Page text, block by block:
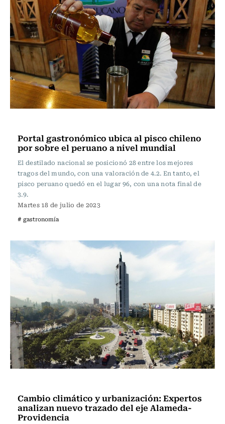
Portal gastronómico ubica al pisco chileno
por sobre el peruano a nivel mundial
El destilado nacional se posicionó 28 entre los mejores
tragos del mundo, con una valoración de 4.2. En tanto, el
pisco peruano quedó en el lugar 96, con una nota final de
3.9.
Martes 18 de julio de 2023
# gastronomía
Cambio climático y urbanización: Expertos
analizan nuevo trazado del eje Alameda-
Providencia